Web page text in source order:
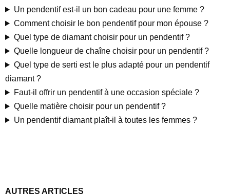
Un pendentif est-il un bon cadeau pour une femme ?
Comment choisir le bon pendentif pour mon épouse ?
Quel type de diamant choisir pour un pendentif ?
Quelle longueur de chaîne choisir pour un pendentif ?
Quel type de serti est le plus adapté pour un pendentif
diamant ?
Faut-il offrir un pendentif à une occasion spéciale ?
Quelle matière choisir pour un pendentif ?
Un pendentif diamant plaît-il à toutes les femmes ?
AUTRES ARTICLES